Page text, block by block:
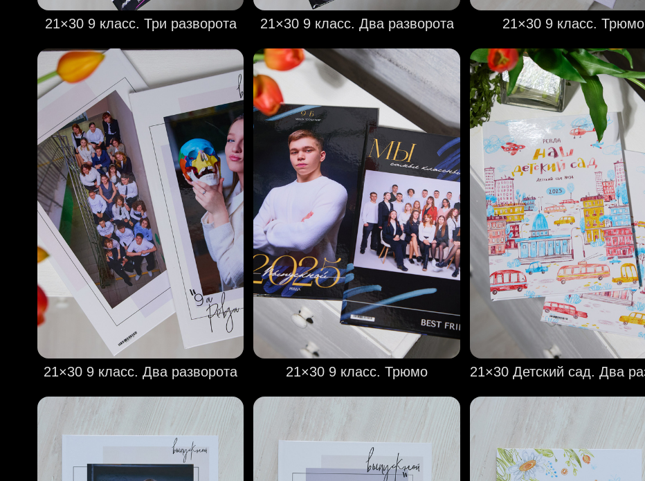
21×30 9 класс. Три разворота 21×30 9 класс. Два разворота 21×30 9 класс. Трюмо
21×30 9 класс. Два разворота 21×30 9 класс. Трюмо